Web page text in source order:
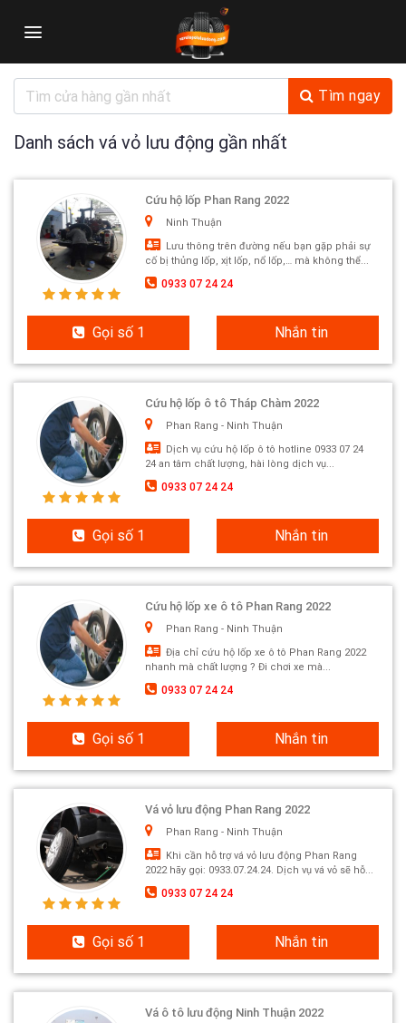
Tìm ngay
Danh sách vá vỏ lưu động gần nhất
Cứu hộ lốp Phan Rang 2022
Ninh Thuận
Lưu thông trên đường nếu bạn gặp phải sự
cố bị thủng lốp, xịt lốp, nổ lốp,… mà không thể...
0933 07 24 24
Gọi số 1 Nhắn tin
Cứu hộ lốp ô tô Tháp Chàm 2022
Phan Rang - Ninh Thuận
Dịch vụ cứu hộ lốp ô tô hotline 0933 07 24
24 an tâm chất lượng, hài lòng dịch vụ...
0933 07 24 24
Gọi số 1 Nhắn tin
Cứu hộ lốp xe ô tô Phan Rang 2022
Phan Rang - Ninh Thuận
Địa chỉ cứu hộ lốp xe ô tô Phan Rang 2022
nhanh mà chất lượng ? Đi chơi xe mà...
0933 07 24 24
Gọi số 1 Nhắn tin
Vá vỏ lưu động Phan Rang 2022
Phan Rang - Ninh Thuận
Khi cần hỗ trợ vá vỏ lưu động Phan Rang
2022 hãy gọi: 0933.07.24.24. Dịch vụ vá vỏ sẽ hỗ...
0933 07 24 24
Gọi số 1 Nhắn tin
Vá ô tô lưu động Ninh Thuận 2022